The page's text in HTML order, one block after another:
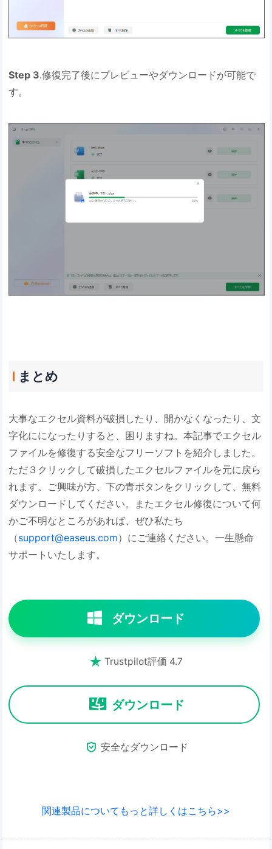
Step 3.修復完了後にプレビューやダウンロードが可能で
す。
まとめ
大事なエクセル資料が破損したり、開かなくなったり、文
字化にになったりすると、困りますね。本記事でエクセル
ファイルを修復する安全なフリーソフトを紹介しました。
ただ３クリックして破損したエクセルファイルを元に戻ら
れます。ご興味が方、下の青ボタンをクリックして、無料
ダウンロードしてください。またエクセル修復について何
かご不明なところがあれば、ぜひ私たち
（support@easeus.com）にご連絡ください。一生懸命
サポートいたします。
ダウンロード
 Trustpilot評価 4.7
ダウンロード
 安全なダウンロード
関連製品についてもっと詳しくはこちら>>